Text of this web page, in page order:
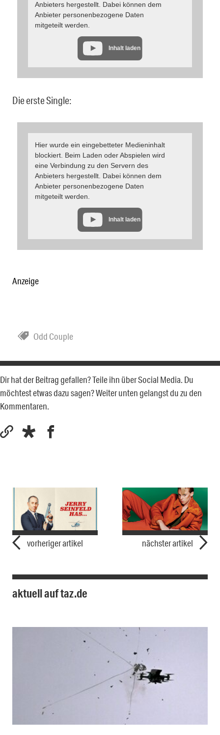
Anbieters hergestellt. Dabei können dem
Anbieter personenbezogene Daten
mitgeteilt werden.
Inhalt laden
Die erste Single:
Hier wurde ein eingebetteter Medieninhalt
blockiert. Beim Laden oder Abspielen wird
eine Verbindung zu den Servern des
Anbieters hergestellt. Dabei können dem
Anbieter personenbezogene Daten
mitgeteilt werden.
Inhalt laden
Anzeige
Odd Couple
Dir hat der Beitrag gefallen? Teile ihn über Social Media. Du
möchtest etwas dazu sagen? Weiter unten gelangst du zu den
Kommentaren.
vorheriger artikel nächster artikel
aktuell auf taz.de